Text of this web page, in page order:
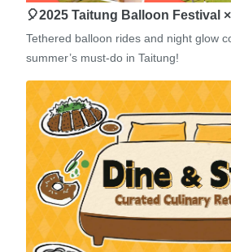
🎈2025 Taitung Balloon Festival
Tethered balloon rides and night glow
summer’s must-do in Taitung!